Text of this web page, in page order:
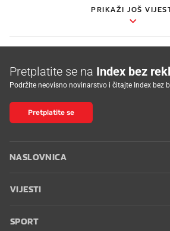
PRIKAŽI JOŠ
Pretplatite se na Index bez
Podržite neovisno novinarstvo i čitajte Index bez
Pretplatite se
NASLOVNICA
VIJESTI
SPORT